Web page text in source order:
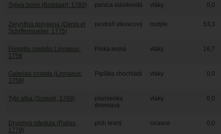
Sylvia borin (Boddaert, 1783) penica slávikovitá vtáky 0,0
Zerynthia polyxena (Denis et
Schiffermueller, 1775)
pestroň vlkovcový motýle 53,3
Fringilla coelebs Linnaeus,
1758
Pinka lesná vtáky 16,7
Galerida cristata (Linnaeus,
1758)
Pipíška chochlatá vtáky 0,0
Tyto alba (Scopoli, 1769)
plamienka
driemavá
vtáky 0,0
Dryomys nitedula (Pallas,
1779)
plch lesný cicavce 0,0